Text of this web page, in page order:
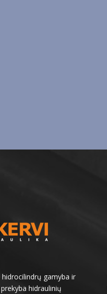
hidrocilindrų gamyba ir
hidraulinių